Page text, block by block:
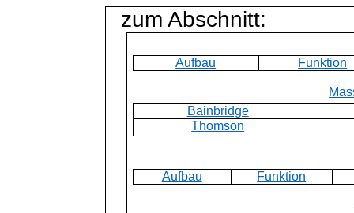
zum Abschnitt:
Aufbau Funktion
Bainbridge
Thomson
Aufbau Funktion